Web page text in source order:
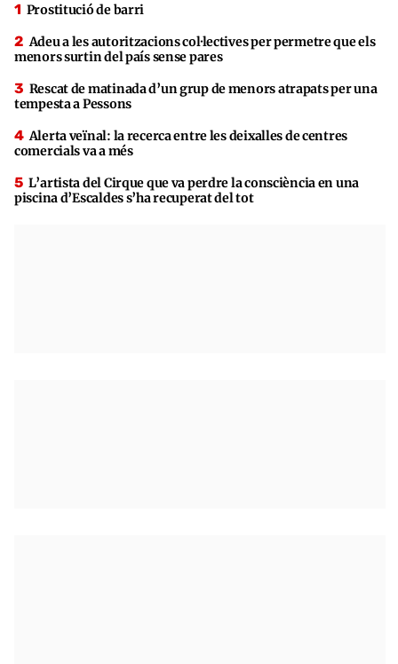
Prostitució de barri
Adeu a les autoritzacions col·lectives per permetre que els
menors surtin del país sense pares
Rescat de matinada d’un grup de menors atrapats per una
tempesta a Pessons
Alerta veïnal: la recerca entre les deixalles de centres
comercials va a més
L’artista del Cirque que va perdre la consciència en una
piscina d’Escaldes s’ha recuperat del tot